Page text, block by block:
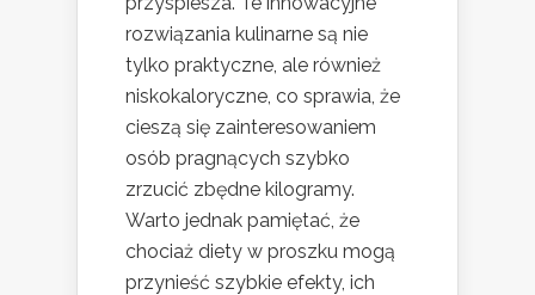
rozwiązania kulinarne są nie
tylko praktyczne, ale również
niskokaloryczne, co sprawia, że
cieszą się zainteresowaniem
osób pragnących szybko
zrzucić zbędne kilogramy.
Warto jednak pamiętać, że
chociaż diety w proszku mogą
przynieść szybkie efekty, ich